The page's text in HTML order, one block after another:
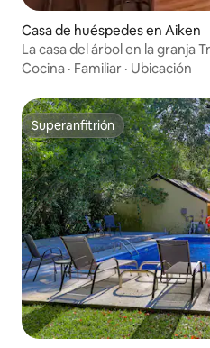
Casa de huéspedes en Aiken
La casa del árbol en la granja
Cocina · Familiar · Ubicación
Superanfitrión
Superanfitrión